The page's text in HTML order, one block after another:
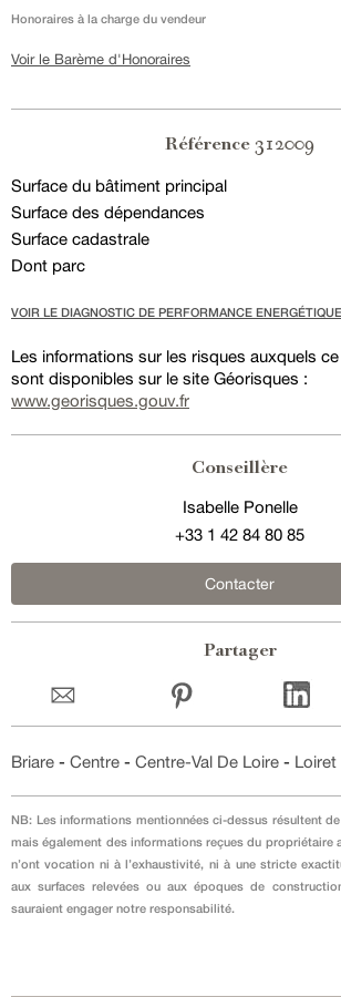
Honoraires à la charge du vendeur
Voir le Barème d'Honoraires
Référence 312009
Surface du bâtiment principal
Surface des dépendances
Surface cadastrale
Dont parc
VOIR LE DIAGNOSTIC DE PERFORMANCE ENERGÉTIQUE
Les informations sur les risques auxquels
sont disponibles sur le site Géorisques :
www.georisques.gouv.fr
Conseillère
Isabelle Ponelle
+33 1 42 84 80 85
Contacter
Partager
Briare - Centre - Centre-Val De Loire - Loiret
NB: Les informations mentionnées ci-dessus résultent
mais également des informations reçues du propriétaire
n’ont vocation ni à l’exhaustivité, ni à une stricte
aux surfaces relevées ou aux époques de
sauraient engager notre responsabilité.